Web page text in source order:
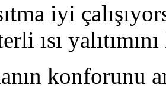
iyi
ısı
konforunu